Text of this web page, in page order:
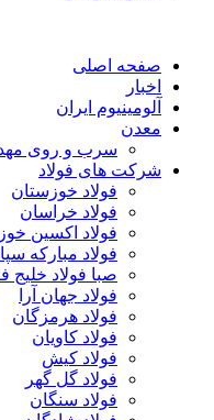
صفحه اصلی
اخبار
آلومینیوم ایران
معدن
سرب و روی
شرکت های فولاد
فولاد خوزستان
فولاد خراسان
فولاد اکسین
فولاد مبارکه
صبا فولاد خلیج
فولاد جهان آرا
فولاد هرمزگان
فولاد کاویان
فولاد کیش
فولاد گل گهر
فولاد سنگان